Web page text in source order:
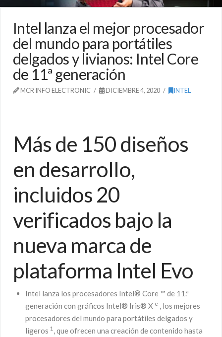
Intel lanza el mejor procesador
del mundo para portátiles
delgados y livianos: Intel Core
de 11ª generación
MCR INFO ELECTRONIC DICIEMBRE 4, 2020 INTEL
Más de 150 diseños
en desarrollo,
incluidos 20
verificados bajo la
nueva marca de
plataforma Intel Evo
Intel lanza los procesadores Intel® Core ™ de 11.ª
generación con gráficos Intel® Iris® X e , los mejores
procesadores del mundo para portátiles delgados y
ligeros 1 , que ofrecen una creación de contenido hasta